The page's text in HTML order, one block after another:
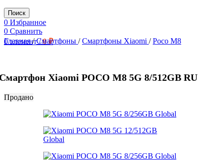
Поиск
0 Избранное
0 Сравнить
0элемент / 0₽
Главная/ Смартфоны / Смартфоны Xiaomi / Poco M8
Xiaomi POCO M8 5G 8/512GB RU
Продано